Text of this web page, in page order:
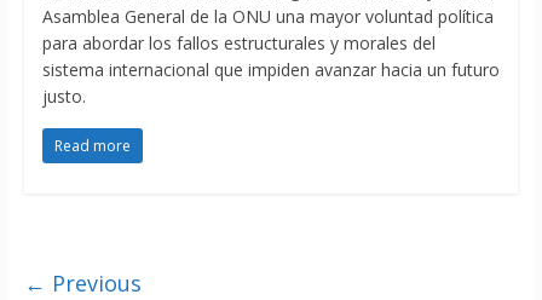
Asamblea General de la ONU una mayor voluntad política
para abordar los fallos estructurales y morales del
sistema internacional que impiden avanzar hacia un futuro
justo.
Read more
← Previous